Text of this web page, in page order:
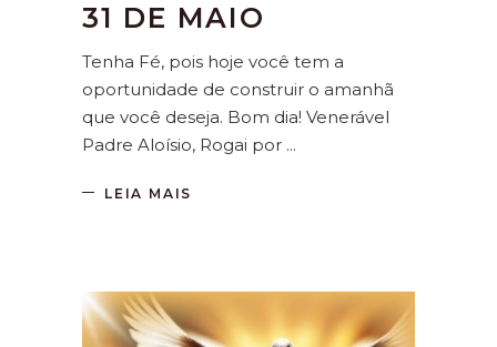
31 DE MAIO
Tenha Fé, pois hoje você tem a
oportunidade de construir o amanhã
que você deseja. Bom dia! Venerável
Padre Aloísio, Rogai por
LEIA MAIS